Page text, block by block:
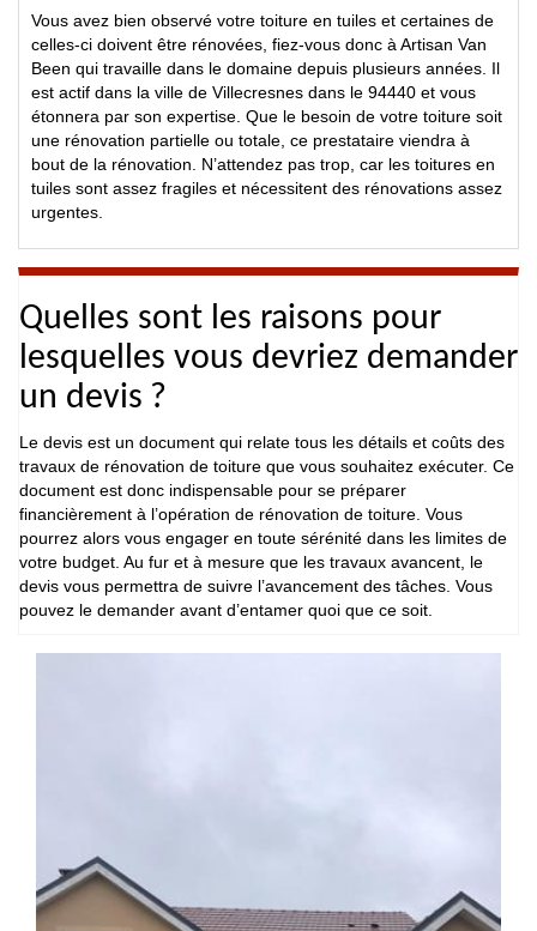
Vous avez bien observé votre toiture en tuiles et certaines de
celles-ci doivent être rénovées, fiez-vous donc à Artisan Van
Been qui travaille dans le domaine depuis plusieurs années. Il
est actif dans la ville de Villecresnes dans le 94440 et vous
étonnera par son expertise. Que le besoin de votre toiture soit
une rénovation partielle ou totale, ce prestataire viendra à
bout de la rénovation. N’attendez pas trop, car les toitures en
tuiles sont assez fragiles et nécessitent des rénovations assez
urgentes.
Quelles sont les raisons pour
lesquelles vous devriez demander
un devis ?
Le devis est un document qui relate tous les détails et coûts des
travaux de rénovation de toiture que vous souhaitez exécuter. Ce
document est donc indispensable pour se préparer
financièrement à l’opération de rénovation de toiture. Vous
pourrez alors vous engager en toute sérénité dans les limites de
votre budget. Au fur et à mesure que les travaux avancent, le
devis vous permettra de suivre l’avancement des tâches. Vous
pouvez le demander avant d’entamer quoi que ce soit.